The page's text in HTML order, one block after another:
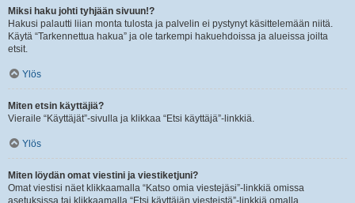
Miksi haku johti tyhjään sivuun!?
Hakusi palautti liian monta tulosta ja palvelin ei pystynyt käsittelemään niitä.
Käytä “Tarkennettua hakua” ja ole tarkempi hakuehdoissa ja alueissa joilta
etsit.
Ylös
Miten etsin käyttäjiä?
Vieraile “Käyttäjät”-sivulla ja klikkaa “Etsi käyttäjä”-linkkiä.
Ylös
Miten löydän omat viestini ja viestiketjuni?
Omat viestisi näet klikkaamalla “Katso omia viestejäsi”-linkkiä omissa
asetuksissa tai klikkaamalla “Etsi käyttäjän viesteistä”-linkkiä omalla